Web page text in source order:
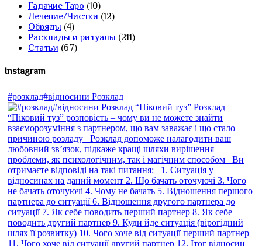
Гадание Таро (10)
Лечение/Чистки (12)
Обряды (4)
Расклады и ритуалы (211)
Статьи (67)
Instagram
#розклад#відносини Розклад